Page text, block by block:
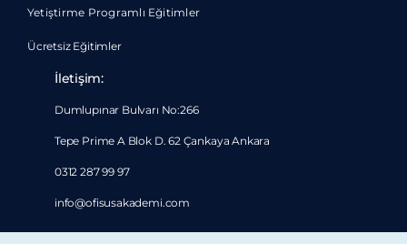
Yetiştirme Programlı Eğitimler
Ücretsiz Eğitimler
İletişim:
Dumlupınar Bulvarı No:266
Tepe Prime A Blok D. 62 Çankaya Ankara
0312 287 99 97
info@ofisusakademi.com